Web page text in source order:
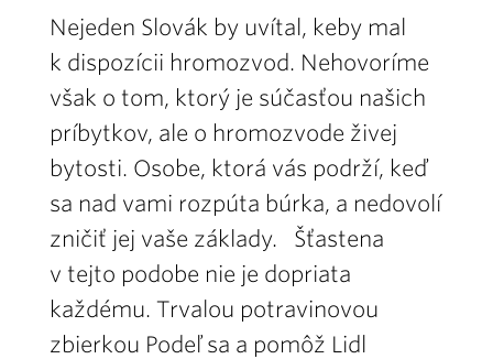
Nejeden Slovák by uvítal, keby mal
k dispozícii hromozvod. Nehovoríme
však o tom, ktorý je súčasťou našich
príbytkov, ale o hromozvode živej
bytosti. Osobe, ktorá vás podrží, keď
sa nad vami rozpúta búrka, a nedovolí
zničiť jej vaše základy. Šťastena
v tejto podobe nie je dopriata
každému. Trvalou potravinovou
zbierkou Podeľ sa a pomôž Lidl